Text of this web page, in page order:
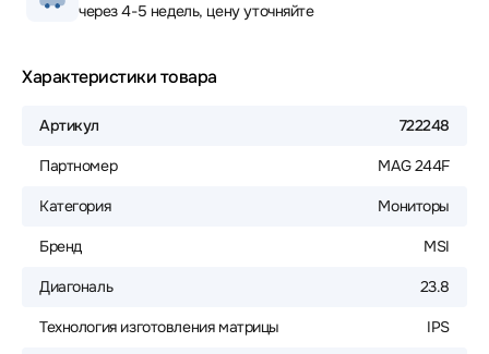
через 4-5 недель, цену уточняйте
Характеристики товара
Артикул 722248
Партномер MAG 244F
Категория Мониторы
Бренд MSI
Диагональ 23.8
Технология изготовления матрицы IPS